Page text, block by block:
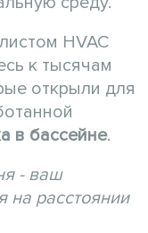
HVAC
к тысячам
открыли для
в бассейне.
- ваш
на расстоянии